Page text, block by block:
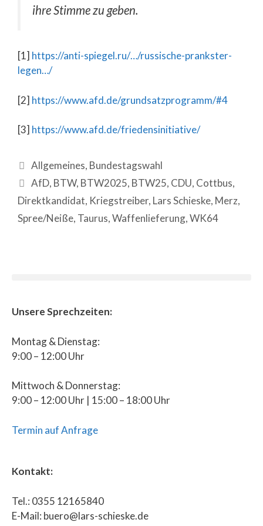
ihre Stimme zu geben.
[1] https://anti-spiegel.ru/…/russische-prankster-
legen…/
[2] https://www.afd.de/grundsatzprogramm/#4
[3] https://www.afd.de/friedensinitiative/
Allgemeines, Bundestagswahl
AfD, BTW, BTW2025, BTW25, CDU, Cottbus,
Direktkandidat, Kriegstreiber, Lars Schieske, Merz,
Spree/Neiße, Taurus,Waffenlieferung,WK64
Unsere Sprechzeiten:
Montag & Dienstag:
9:00 – 12:00 Uhr
Mittwoch & Donnerstag:
9:00 – 12:00 Uhr | 15:00 – 18:00 Uhr
Termin auf Anfrage
Kontakt:
Tel.: 0355 12165840
E-Mail: buero@lars-schieske.de